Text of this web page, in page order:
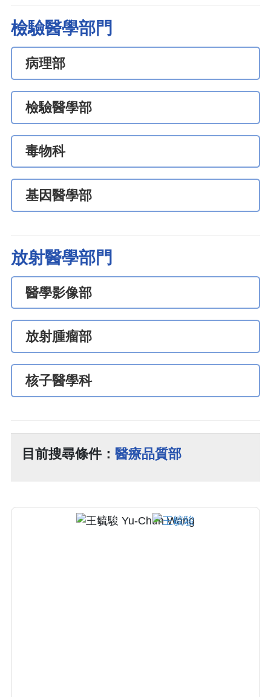
檢驗醫學部門
病理部
檢驗醫學部
毒物科
基因醫學部
放射醫學部門
醫學影像部
放射腫瘤部
核子醫學科
目前搜尋條件： 醫療品質部